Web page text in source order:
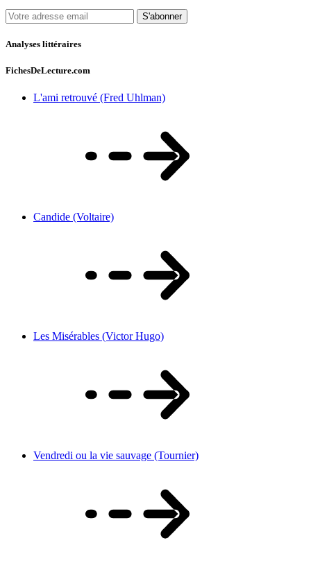
S'abonner
Analyses littéraires
FichesDeLecture.com
L'ami retrouvé (Fred Uhlman)
Candide (Voltaire)
Les Misérables (Victor Hugo)
Vendredi ou la vie sauvage (Tournier)